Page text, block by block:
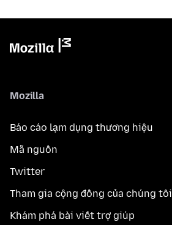
Mozilla
Báo cáo lạm dụng thương hiệu
Mã nguồn
Twitter
Tham gia cộng đồng của chúng tôi
Khám phá bài viết trợ giúp